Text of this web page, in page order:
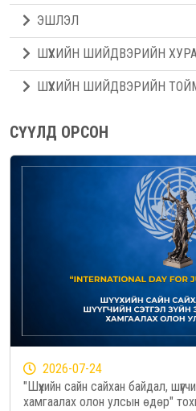
ЭШЛЭЛ
ШҮҮХИЙН ШИЙДВЭРИЙН
ШҮҮХИЙН ШИЙДВЭРИЙН
СҮҮЛД ОРСОН
2026-07-24
"Шүүхийн сайн сайхан байдал,
хамгаалах олон улсын өдөр"